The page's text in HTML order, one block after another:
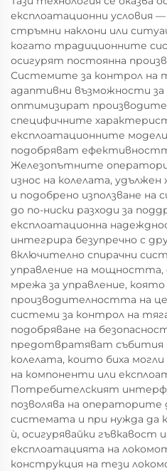
експлоатационни условия
стръмни наклони или
когато традиционните
осигурят постоянна
Системите за контрол на
адаптивни възможности за
оптимизират
специфичните
експлоатационните
подобряват
Железопътните
износ на колелата,
и подобрено използване на
до по-ниски разходи за
експлоатационна
интегрира безупречно с
включително спирачни
управление на мощността,
мрежа за управление,
производителността на
системи за контрол на
подобряване на
предотвратяват събития
колелата, които биха
на компоненти или
Потребителският
позволява на
системата и при нужда да
ѝ, осигурявайки гъвкавост
експлоатацията на
конструкция на тези